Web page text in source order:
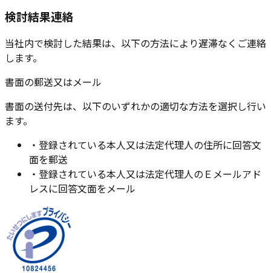
検討結果連絡
当社内で検討した結果は、以下の方法により遅滞なくご連絡
します。
書面の郵送又はメール
書面の送付先は、以下のいずれかの適切な方法を選択し行い
ます。
・登録されている本人又は法定代理人の住所に回答文
面を郵送
・登録されている本人又は法定代理人のＥメールアド
レスに回答文面をメール